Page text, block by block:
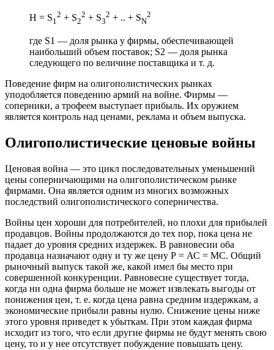
H = S1
2 + S2
2 + S3
2 + .. + SN
2
где S1 — доля рынка у фирмы, обеспечивающей
наибольший объем поставок; S2 — доля рынка
следующего по величине поставщика и т. д.
Поведение фирм на олигополистических рынках
уподобляется поведению армий на войне. Фирмы —
соперники, а трофеем выступает прибыль. Их оружием
является контроль над ценами, реклама и объем выпуска.
Олигополистические ценовые войны
Ценовая война — это цикл последовательных уменьшений
цены соперничающими на олигополистическом рынке
фирмами. Она является одним из многих возможных
последствий олигополистического соперничества.
Войны цен хороши для потребителей, но плохи для прибылей
продавцов. Войны продолжаются до тех пор, пока цена не
падает до уровня средних издержек. В равновесии оба
продавца назначают одну и ту же цену Р = АС = МС. Общий
рыночный выпуск такой же, какой имел бы место при
совершенной конкуренции. Равновесие существует тогда,
когда ни одна фирма больше не может извлекать выгоды от
понижения цен, т. е. когда цена равна средним издержкам, а
экономические прибыли равны нулю. Снижение цены ниже
этого уровня приведет к убыткам. При этом каждая фирма
исходит из того, что если другие фирмы не будут менять свою
цену, то и у нее отсутствует побуждение повышать цену.